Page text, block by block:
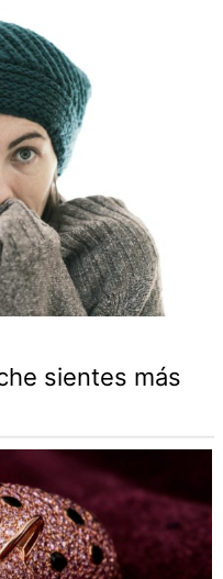
sientes más